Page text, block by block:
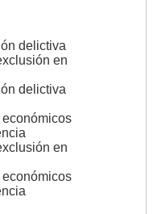
delictiva
en
delictiva
en